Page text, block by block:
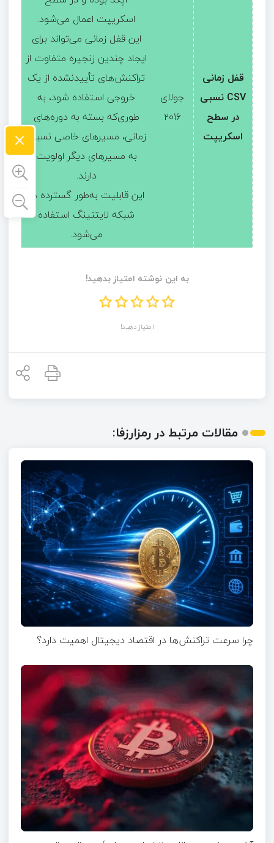
قفل زمانی
CSV نسبی
در سطح
اسکریپت
جولای
۲۰۱۶
اسکریپت اعمال می‌شود.
این قفل زمانی می‌تواند برای
ایجاد چندین زنجیره متفاوت از
تراکنش‌های تأییدنشده از یک
خروجی استفاده شود، به
طوری‌که بسته به دوره‌های
زمانی، مسیرهای خاصی نسبت
به مسیرهای دیگر اولویت
دارند.
این قابلیت به‌طور گسترده در
شبکه لایتنینگ استفاده
می‌شود.
به این نوشته امتیاز بدهید!
امتیاز دهید!
مقالات مرتبط در رمزارزفا:
چرا سرعت تراکنش‌ها در اقتصاد دیجیتال اهمیت دارد؟
×